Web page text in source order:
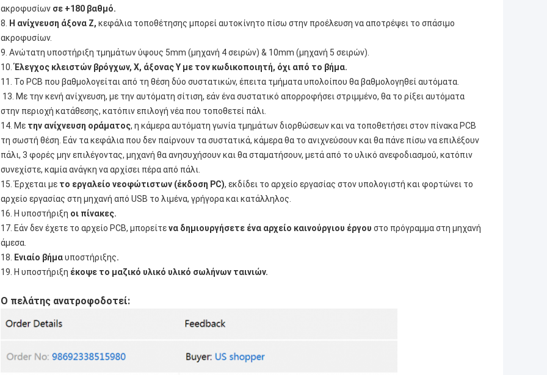
ακροφυσίων σε +180 βαθμό.
8. Η ανίχνευση άξονα Ζ, κεφάλια τοποθέτησης μπορεί αυτοκίνητο πίσω στην προέλευση να αποτρέψει το σπάσιμο
ακροφυσίων.
9. Ανώτατη υποστήριξη τμημάτων ύψους 5mm (μηχανή 4 σειρών) & 10mm (μηχανή 5 σειρών).
10.Έλεγχος κλειστών βρόγχων, Χ, άξονας Υ με τον κωδικοποιητή, όχι από το βήμα.
11. Το PCB που βαθμολογείται από τη θέση δύο συστατικών, έπειτα τμήματα υπολοίπου θα βαθμολογηθεί αυτόματα.
13. Με την κενή ανίχνευση, με την αυτόματη σίτιση, εάν ένα συστατικό απορροφήσει στριμμένο, θα το ρίξει αυτόματα
στην περιοχή κατάθεσης, κατόπιν επιλογή νέα που τοποθετεί πάλι.
14. Με την ανίχνευση οράματος, η κάμερα αυτόματη γωνία τμημάτων διορθώσεων και να τοποθετήσει στον πίνακα PCB
τη σωστή θέση. Εάν τα κεφάλια που δεν παίρνουν τα συστατικά, κάμερα θα το ανιχνεύσουν και θα πάνε πίσω να επιλέξουν
πάλι, 3 φορές μην επιλέγοντας, μηχανή θα ανησυχήσουν και θα σταματήσουν, μετά από το υλικό ανεφοδιασμού, κατόπιν
συνεχίστε, καμία ανάγκη να αρχίσει πέρα από πάλι.
15. Έρχεται με το εργαλείο νεοφώτιστων (έκδοση PC), εκδίδει το αρχείο εργασίας στον υπολογιστή και φορτώνει το
αρχείο εργασίας στη μηχανή από USB το λιμένα, γρήγορα και κατάλληλος.
16. Η υποστήριξη οι πίνακες.
17. Εάν δεν έχετε το αρχείο PCB, μπορείτενα δημιουργήσετε ένα αρχείο καινούργιου έργου στο πρόγραμμα στη μηχανή
άμεσα.
18. Ενιαίο βήμαυποστήριξης.
19. Η υποστήριξη έκοψε το μαζικό υλικό υλικό σωλήνων ταινιών.
Ο πελάτης ανατροφοδοτεί: